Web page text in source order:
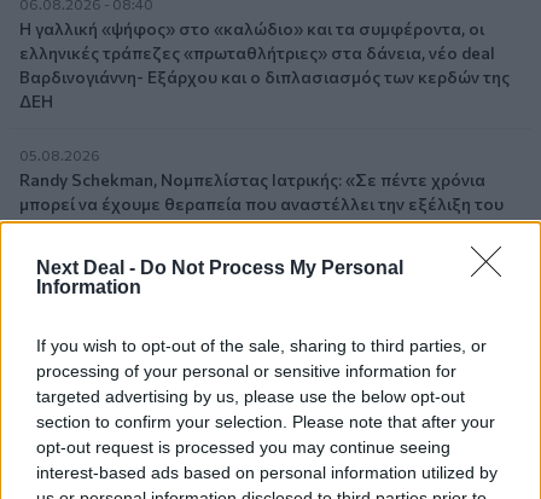
Next Deal - Do Not Process My Personal
Information
If you wish to opt-out of the sale, sharing to third parties, or
processing of your personal or sensitive information for
targeted advertising by us, please use the below opt-out
section to confirm your selection. Please note that after your
opt-out request is processed you may continue seeing
interest-based ads based on personal information utilized by
06.08.2026 - 08:40
Η γαλλική «ψήφος» στο «καλώδιο» και τα συμφέροντα, οι
ελληνικές τράπεζες «πρωταθλήτριες» στα δάνεια, νέο deal
Βαρδινογιάννη- Εξάρχου και ο διπλασιασμός των κερδών της
ΔΕΗ
05.08.2026
Randy Schekman, Νομπελίστας Ιατρικής: «Σε πέντε χρόνια
μπορεί να έχουμε θεραπεία που αναστέλλει την εξέλιξη του
Πάρκινσον»
05.08.2026
05.08.2026
Αντώνης Βουκλαρής - «ΕΡΡΙΚΟΣ ΝΤΥΝΑΝ»
05.08.2026
Η νέα εποχή στην εκπαίδευση των ασφαλιστικών